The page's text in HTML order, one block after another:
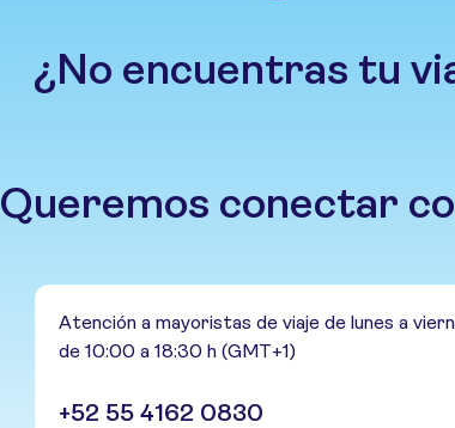
¿No encuentras tu
Queremos conectar
Atención a mayoristas de viaje de lunes a
de 10:00 a 18:30 h (GMT+1)
+52 55 4162 0830